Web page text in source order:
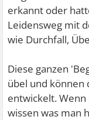
erkannt oder
Leidensweg mit
wie Durchfall,
Diese ganzen
übel und können
entwickelt.
wissen was man